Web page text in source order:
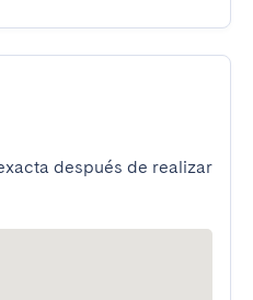
después de realizar